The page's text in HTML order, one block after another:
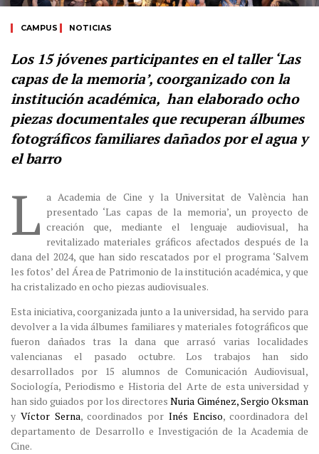
CAMPUS NOTICIAS
Los 15 jóvenes participantes en el taller ‘Las
capas de la memoria’, coorganizado con la
institución académica, han elaborado ocho
piezas documentales que recuperan álbumes
fotográficos familiares dañados por el agua y
el barro
L a Academia de Cine y la Universitat de València han
presentado ‘Las capas de la memoria’, un proyecto de
creación que, mediante el lenguaje audiovisual, ha
revitalizado materiales gráficos afectados después de la
dana del 2024, que han sido rescatados por el programa ‘Salvem
les fotos’ del Área de Patrimonio de la institución académica, y que
ha cristalizado en ocho piezas audiovisuales.
Esta iniciativa, coorganizada junto a la universidad, ha servido para
devolver a la vida álbumes familiares y materiales fotográficos que
fueron dañados tras la dana que arrasó varias localidades
valencianas el pasado octubre. Los trabajos han sido
desarrollados por 15 alumnos de Comunicación Audiovisual,
Sociología, Periodismo e Historia del Arte de esta universidad y
han sido guiados por los directoresNuria Giménez, Sergio Oksman
y Víctor Serna, coordinados por Inés Enciso, coordinadora del
departamento de Desarrollo e Investigación de la Academia de
Cine.